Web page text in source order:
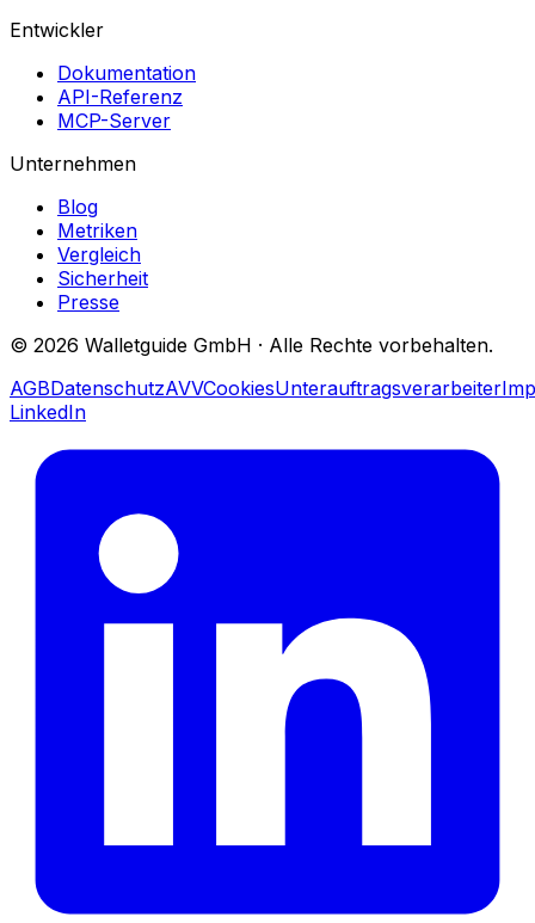
Entwickler
Dokumentation
API-Referenz
MCP-Server
Unternehmen
Blog
Metriken
Vergleich
Sicherheit
Presse
© 2026 Walletguide GmbH · Alle Rechte vorbehalten.
AGBDatenschutzAVVCookiesUnterauftragsverarbeiter
LinkedIn